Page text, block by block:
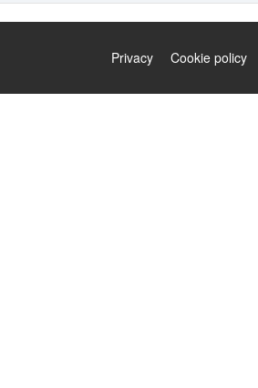
Privacy Cookie policy